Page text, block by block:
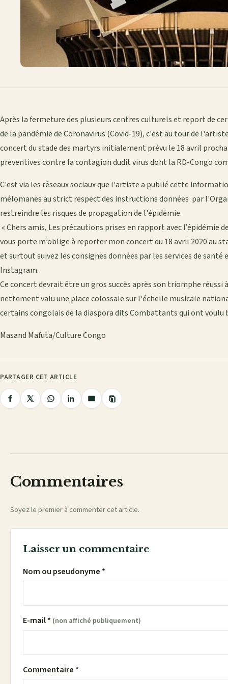
Après la fermeture des plusieurs centres culturels et report de
de la pandémie de Coronavirus (Covid-19), c'est au tour de
concert du stade des martyrs initialement prévu le 18 avril
préventives contre la contagion dudit virus dont la RD-Congo
C'est via les réseaux sociaux que l'artiste a publié cette
mélomanes au strict respect des instructions données par
restreindre les risques de propagation de l'épidémie.
« Chers amis, Les précautions prises en rapport avec
vous porte m’oblige à reporter mon concert du 18 avril 2020 au
et surtout suivez les consignes données par les services de santé
Instagram.
Ce concert devrait être un gros succès après son triomphe réussi
nettement valu une place colossale sur l'échelle musicale
certains congolais de la diaspora dits Combattants qui ont voulu
Masand Mafuta/Culture Congo
PARTAGER CET ARTICLE
PartagerPartagerPartagerPartagerPartager
Copier
le
Commentaires
Soyez le premier à commenter cet article.
Laisser un commentaire
Nom ou pseudonyme *
E-mail * (non affiché publiquement)
Commentaire *